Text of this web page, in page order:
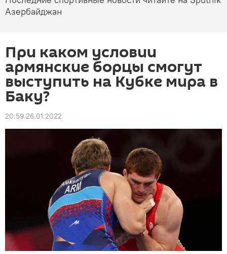
Азербайджан
При каком условии
армянские борцы смогут
выступить на Кубке мира в
Баку?
20:59 26.01.2022